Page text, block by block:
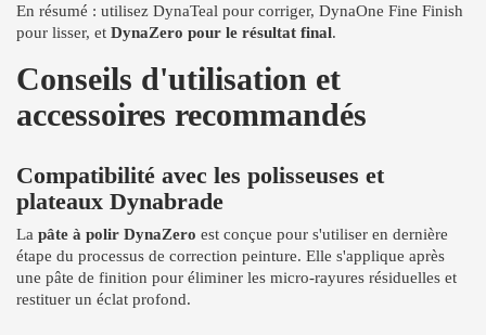
En résumé : utilisez DynaTeal pour corriger, DynaOne Fine Finish
pour lisser, et DynaZero pour le résultat final.
Conseils d'utilisation et
accessoires recommandés
Compatibilité avec les polisseuses et
plateaux Dynabrade
La pâte à polir DynaZero est conçue pour s'utiliser en dernière
étape du processus de correction peinture. Elle s'applique après
une pâte de finition pour éliminer les micro-rayures résiduelles et
restituer un éclat profond.